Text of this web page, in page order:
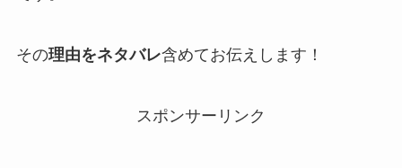
その理由をネタバレ含めてお伝えします！
スポンサーリンク